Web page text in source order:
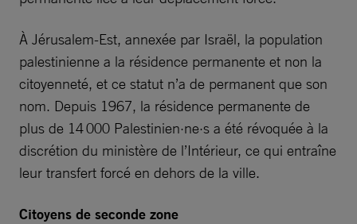
À Jérusalem-Est, annexée par Israël, la population
palestinienne a la résidence permanente et non la
citoyenneté, et ce statut n’a de permanent que son
nom. Depuis 1967, la résidence permanente de
plus de 14 000 Palestinien·ne·s a été révoquée à la
discrétion du ministère de l’Intérieur, ce qui entraîne
leur transfert forcé en dehors de la ville.
Citoyens de seconde zone